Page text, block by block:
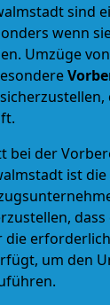
sind
wenn
Umzüge
bei der
ist
dass
die
um den